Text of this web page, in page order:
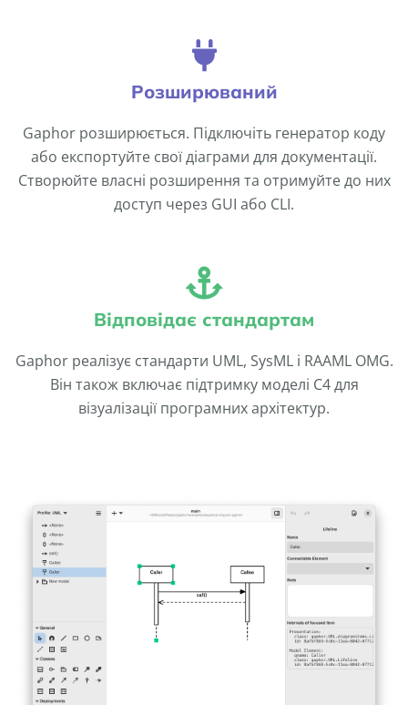
Розширюваний
Gaphor розширюється. Підключіть генератор коду
або експортуйте свої діаграми для документації.
Створюйте власні розширення та отримуйте до них
доступ через GUI або CLI.
Відповідає стандартам
Gaphor реалізує стандарти UML, SysML і RAAML OMG.
Він також включає підтримку моделі C4 для
візуалізації програмних архітектур.